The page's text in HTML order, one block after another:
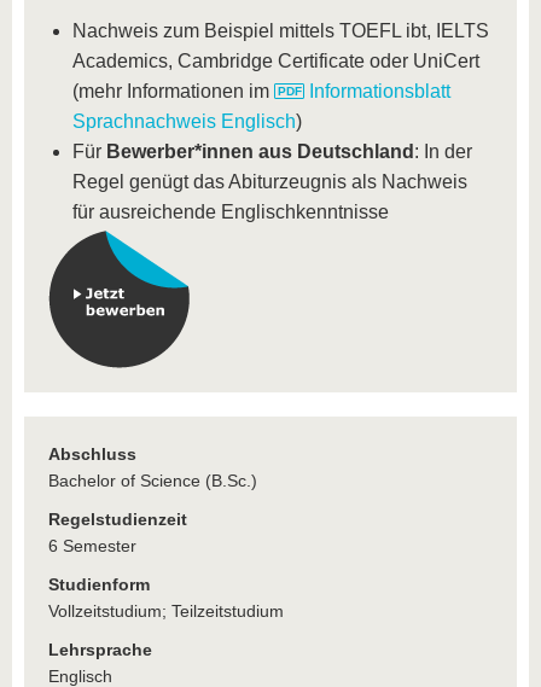
Nachweis zum Beispiel mittels TOEFL ibt, IELTS
Academics, Cambridge Certificate oder UniCert
(mehr Informationen im
Informationsblatt
Sprachnachweis Englisch)
Für Bewerber*innen aus Deutschland : In der
Regel genügt das Abiturzeugnis als Nachweis
für ausreichende Englischkenntnisse
Abschluss
Bachelor of Science (B.Sc.)
Regelstudienzeit
6 Semester
Studienform
Vollzeitstudium; Teilzeitstudium
Lehrsprache
Englisch